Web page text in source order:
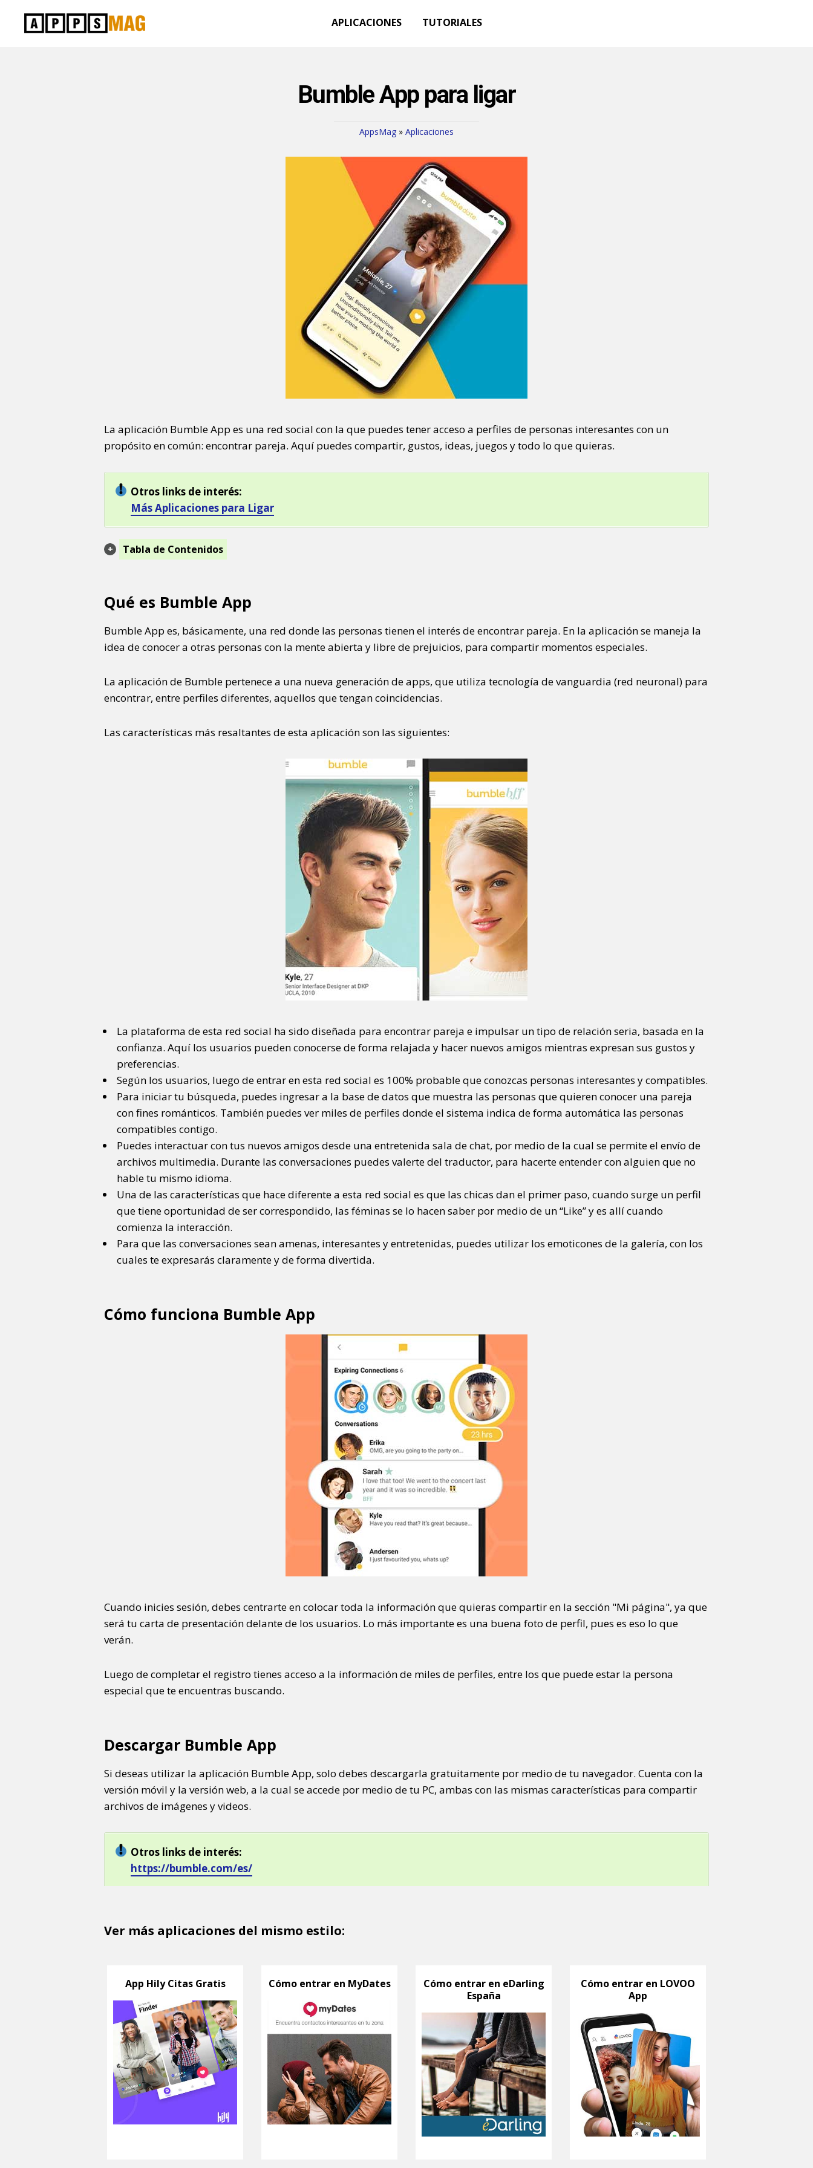
APLICACIONES TUTORIALES
Bumble App para ligar
AppsMag » Aplicaciones
La aplicación Bumble App es una red social con la que puedes tener acceso a perfiles de personas interesantes con un
propósito en común: encontrar pareja. Aquí puedes compartir, gustos, ideas, juegos y todo lo que quieras.
Otros links de interés:
Más Aplicaciones para Ligar
Tabla de Contenidos
Qué es Bumble App
Bumble App es, básicamente, una red donde las personas tienen el interés de encontrar pareja. En la aplicación se maneja la
idea de conocer a otras personas con la mente abierta y libre de prejuicios, para compartir momentos especiales.
La aplicación de Bumble pertenece a una nueva generación de apps, que utiliza tecnología de vanguardia (red neuronal) para
encontrar, entre perfiles diferentes, aquellos que tengan coincidencias.
Las características más resaltantes de esta aplicación son las siguientes:
La plataforma de esta red social ha sido diseñada para encontrar pareja e impulsar un tipo de relación seria, basada en la
confianza. Aquí los usuarios pueden conocerse de forma relajada y hacer nuevos amigos mientras expresan sus gustos y
preferencias.
Según los usuarios, luego de entrar en esta red social es 100% probable que conozcas personas interesantes y compatibles.
Para iniciar tu búsqueda, puedes ingresar a la base de datos que muestra las personas que quieren conocer una pareja
con fines románticos. También puedes ver miles de perfiles donde el sistema indica de forma automática las personas
compatibles contigo.
Puedes interactuar con tus nuevos amigos desde una entretenida sala de chat, por medio de la cual se permite el envío de
archivos multimedia. Durante las conversaciones puedes valerte del traductor, para hacerte entender con alguien que no
hable tu mismo idioma.
Una de las características que hace diferente a esta red social es que las chicas dan el primer paso, cuando surge un perfil
que tiene oportunidad de ser correspondido, las féminas se lo hacen saber por medio de un “Like” y es allí cuando
comienza la interacción.
Para que las conversaciones sean amenas, interesantes y entretenidas, puedes utilizar los emoticones de la galería, con los
cuales te expresarás claramente y de forma divertida.
Cómo funciona Bumble App
Cuando inicies sesión, debes centrarte en colocar toda la información que quieras compartir en la sección "Mi página", ya que
será tu carta de presentación delante de los usuarios. Lo más importante es una buena foto de perfil, pues es eso lo que
verán.
Luego de completar el registro tienes acceso a la información de miles de perfiles, entre los que puede estar la persona
especial que te encuentras buscando.
Descargar Bumble App
Si deseas utilizar la aplicación Bumble App, solo debes descargarla gratuitamente por medio de tu navegador. Cuenta con la
versión móvil y la versión web, a la cual se accede por medio de tu PC, ambas con las mismas características para compartir
archivos de imágenes y videos.
Otros links de interés:
https://bumble.com/es/
Ver más aplicaciones del mismo estilo:
App Hily Citas Gratis Cómo entrar en MyDates
Cómo entrar en eDarling
España
Cómo entrar en LOVOO
App